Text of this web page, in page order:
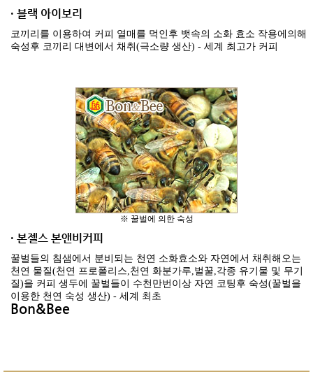
· 블랙 아이보리
코끼리를 이용하여 커피 열매를 먹인후 뱃속의 소화 효소 작용에의해
숙성후 코끼리 대변에서 채취(극소량 생산) - 세계 최고가 커피
※ 꿀벌에 의한 숙성
· 본젤스 본앤비커피
꿀벌들의 침샘에서 분비되는 천연 소화효소와 자연에서 채취해오는
천연 물질(천연 프로폴리스,천연 화분가루,벌꿀,각종 유기물 및 무기
질)을 커피 생두에 꿀벌들이 수천만번이상 자연 코팅후 숙성(꿀벌을
이용한 천연 숙성 생산) - 세계 최초
Bon&Bee